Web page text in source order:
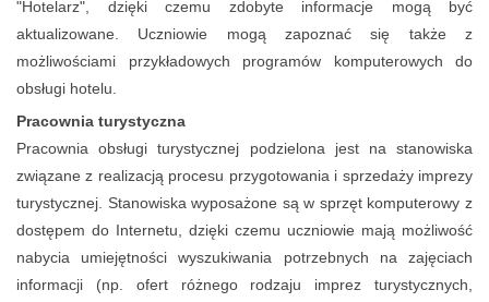
"Hotelarz", dzięki czemu zdobyte informacje mogą być
aktualizowane. Uczniowie mogą zapoznać się także z
możliwościami przykładowych programów komputerowych do
obsługi hotelu.
Pracownia turystyczna
Pracownia obsługi turystycznej podzielona jest na stanowiska
związane z realizacją procesu przygotowania i sprzedaży imprezy
turystycznej. Stanowiska wyposażone są w sprzęt komputerowy z
dostępem do Internetu, dzięki czemu uczniowie mają możliwość
nabycia umiejętności wyszukiwania potrzebnych na zajęciach
informacji (np. ofert różnego rodzaju imprez turystycznych,